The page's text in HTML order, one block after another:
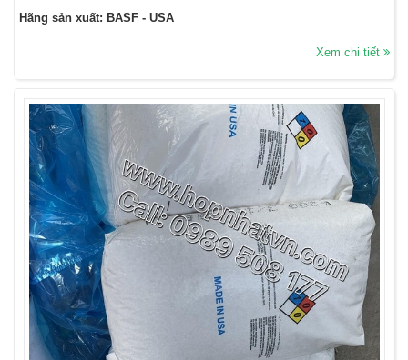
Hãng sản xuất: BASF - USA
Xem chi tiết